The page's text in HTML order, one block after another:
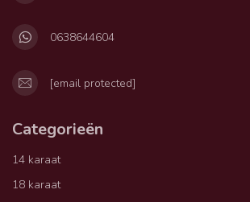
0638644604
[email protected]
Categorieën
14 karaat
18 karaat